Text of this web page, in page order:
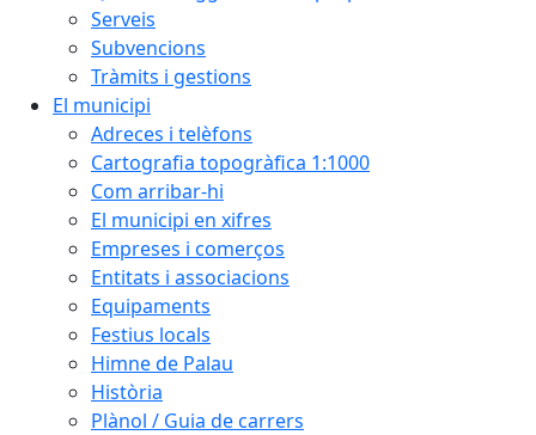
Serveis
Subvencions
Tràmits i gestions
El municipi
Adreces i telèfons
Cartografia topogràfica 1:1000
Com arribar-hi
El municipi en xifres
Empreses i comerços
Entitats i associacions
Equipaments
Festius locals
Himne de Palau
Història
Plànol / Guia de carrers